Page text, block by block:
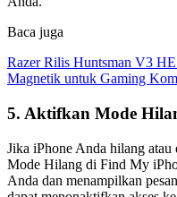
Baca juga
Razer Rilis Huntsman V3
Magnetik untuk Gaming
5. Aktifkan Mode
Jika iPhone Anda hilang
Mode Hilang di Find My
Anda dan menampilkan